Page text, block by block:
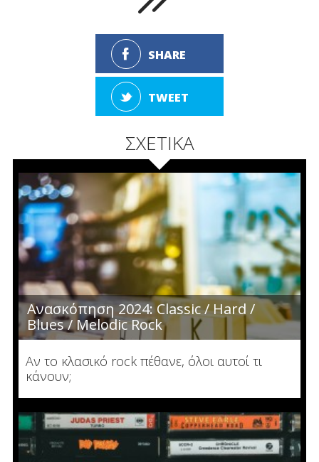
SHARE
TWEET
ΣΧΕΤΙΚΑ
Ανασκόπηση 2024: Classic / Hard /
Blues / Melodic Rock
Αν το κλασικό rock πέθανε, όλοι αυτοί τι
κάνουν;